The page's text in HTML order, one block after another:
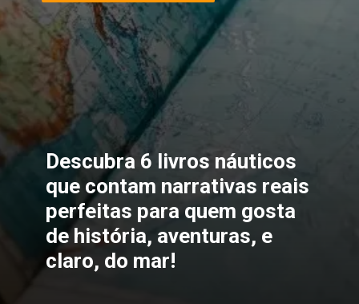
Descubra 6 livros náuticos
que contam narrativas reais
perfeitas para quem gosta
de história, aventuras, e
claro, do mar!